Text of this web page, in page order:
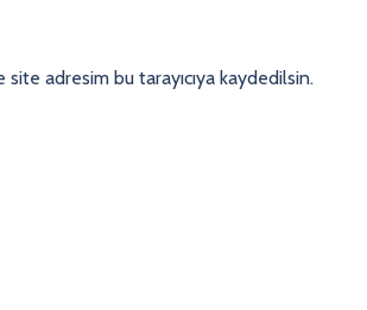
adresim bu tarayıcıya kaydedilsin.